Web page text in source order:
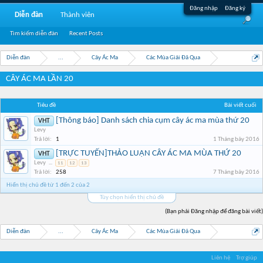
Đăng nhập Đăng ký
Diễn đàn ... Cây Ác Ma Các Mùa Giải Đã Qua
CÂY ÁC MA LẦN 20
Tiêu đề Bài viết cuối
VHT [Thông báo] Danh sách chia cụm cây ác ma mùa thứ 20
Levy
Trả lời:
1 1 Tháng bảy 2016
VHT [TRỰC TUYẾN]THẢO LUẬN CÂY ÁC MA MÙA THỨ 20
Levy ... 11 12 13
Trả lời: 258
7 Tháng bảy 2016
Hiển thị chủ đề từ 1 đến 2 của 2
Tùy chọn hiển thị chủ đề
(Bạn phải Đăng nhập để đăng bài viết)
Diễn đàn ... Cây Ác Ma Các Mùa Giải Đã Qua
Diễn đàn
Tìm kiếm diễn đàn Recent Posts
Thành viên
Liên hệ Trợ giúp